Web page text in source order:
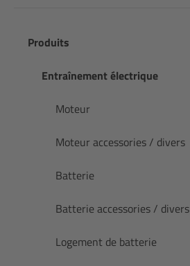
Produits
Entraînement électrique
Moteur
Moteur accessories / divers
Batterie
Batterie accessories / divers
Logement de batterie